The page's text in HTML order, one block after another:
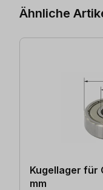
Ähnliche
Kugellager für
mm